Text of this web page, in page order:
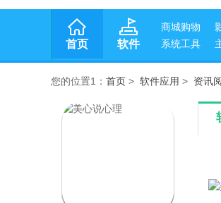
首页 软件
商城购物
系统工具
您的位置1： 首页 > 软件应用 > 资讯